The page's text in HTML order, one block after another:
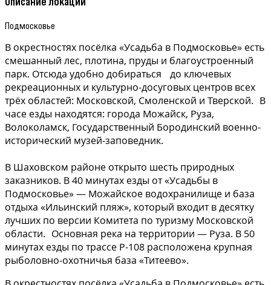
Подмосковье
В окрестностях посёлка «Усадьба в Подмосковье» есть
смешанный лес, плотина, пруды и благоустроенный
парк. Отсюда удобно добираться до ключевых
рекреационных и культурно-досуговых центров всех
трёх областей: Московской, Смоленской и Тверской. В
часе езды находятся: города Можайск, Руза,
Волоколамск, Государственный Бородинский военно-
исторический музей-заповедник.
В Шаховском районе открыто шесть природных
заказников. В 40 минутах езды от «Усадьбы в
Подмосковье» — Можайское водохранилище и база
отдыха «Ильинский пляж», который входит в десятку
лучших по версии Комитета по туризму Московской
области. Основная река на территории — Руза. В 50
минутах езды по трассе Р-108 расположена крупная
рыболовно-охотничья база «Титеево».